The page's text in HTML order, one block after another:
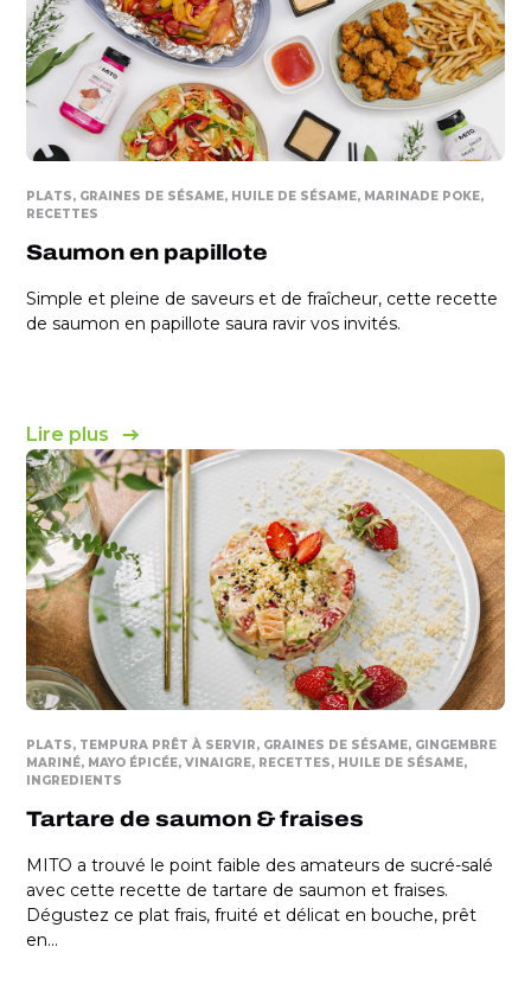
PLATS GRAINES DE SÉSAME HUILE DE SÉSAME MARINADE POKE
RECETTES
Saumon en papillote
Simple et pleine de saveurs et de fraîcheur, cette recette
de saumon en papillote saura ravir vos invités.
Lire plus
PLATS TEMPURA PRÊT À SERVIR GRAINES DE SÉSAME GINGEMBRE
MARINÉ MAYO ÉPICÉE VINAIGRE RECETTES
HUILE DE SÉSAME
INGREDIENTS
Tartare de saumon & fraises
MITO a trouvé le point faible des amateurs de sucré-salé
avec cette recette de tartare de saumon et fraises.
Dégustez ce plat frais, fruité et délicat en bouche, prêt
en...